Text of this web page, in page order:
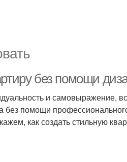
без помощи
и самовыражение,
без помощи
как создать стильную